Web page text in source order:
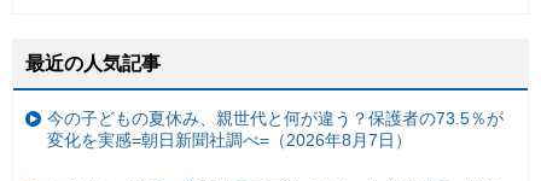
最近の人気記事
今の子どもの夏休み、親世代と何が違う？保護者の73.5％が
変化を実感=朝日新聞社調べ=（2026年8月7日）